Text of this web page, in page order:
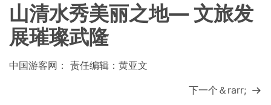
山清水秀美丽之地— 文旅发
展璀璨武隆
中国游客网： 责任编辑：黄亚文
下一个＆rarr;